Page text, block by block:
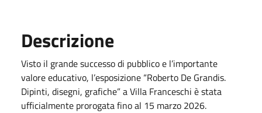
Descrizione
Visto il grande successo di pubblico e l’importante
valore educativo, l’esposizione “Roberto De Grandis.
Dipinti, disegni, grafiche” a Villa Franceschi è stata
ufficialmente prorogata fino al 15 marzo 2026.